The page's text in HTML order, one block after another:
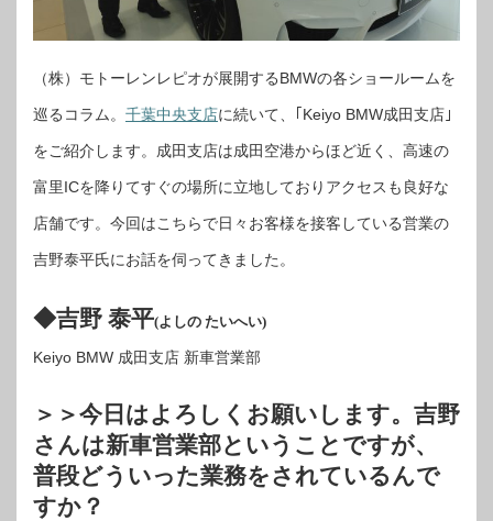
（株）モトーレンレピオが展開するBMWの各ショールームを
巡るコラム。 千葉中央支店に続いて、｢Keiyo BMW成田支店｣
をご紹介します。成田支店は成田空港からほど近く、高速の
富里ICを降りてすぐの場所に立地しておりアクセスも良好な
店舗です。今回はこちらで日々お客様を接客している営業の
吉野泰平氏にお話を伺ってきました。
◆吉野 泰平(よしの たいへい)
Keiyo BMW 成田支店 新車営業部
＞＞今日はよろしくお願いします。吉野
さんは新車営業部ということですが、
普段どういった業務をされているんで
すか？